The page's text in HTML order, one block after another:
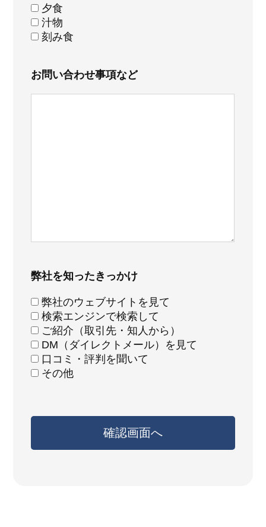
夕食
汁物
刻み食
お問い合わせ事項など
弊社を知ったきっかけ
弊社のウェブサイトを見て
検索エンジンで検索して
ご紹介（取引先・知人から）
DM（ダイレクトメール）を見て
口コミ・評判を聞いて
その他
確認画面へ